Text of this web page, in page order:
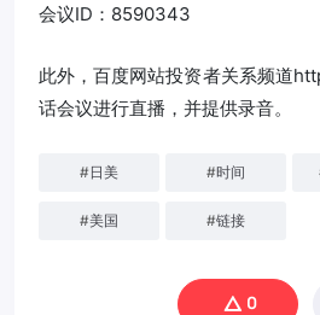
会议ID：8590343
此外，百度网站投资者关系频道
话会议进行直播，并提供录音。
#日美 #时间
#美国 #链接
0